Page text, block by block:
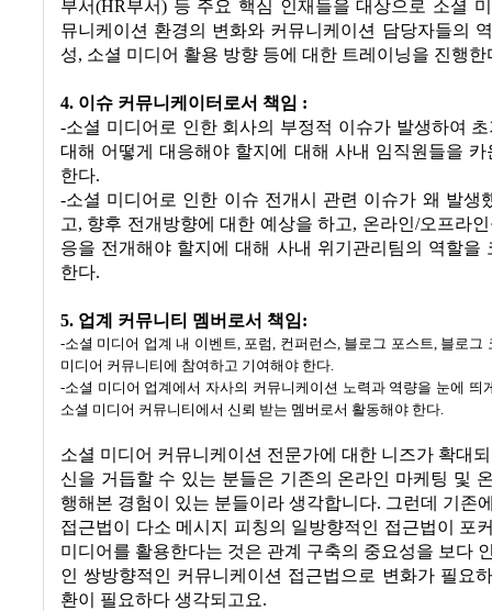
부서(HR부서) 등 주요 핵심 인재들을 대상으로 소셜
뮤니케이션 환경의 변화와 커뮤니케이션 담당자들의
성, 소셜 미디어 활용 방향 등에 대한 트레이닝을 진행한
4. 이슈 커뮤니케이터로서 책임 :
-소셜 미디어로 인한 회사의 부정적 이슈가 발생하여
대해 어떻게 대응해야 할지에 대해 사내 임직원들을 카
한다.
-소셜 미디어로 인한 이슈 전개시 관련 이슈가 왜 발생
고, 향후 전개방향에 대한 예상을 하고, 온라인/오프라
응을 전개해야 할지에 대해 사내 위기관리팀의 역할을
한다.
5. 업계 커뮤니티 멤버로서 책임:
-소셜 미디어 업계 내 이벤트 포럼 컨퍼런스 블로그 포스트 블로그
미디어 커뮤니티에 참여하고 기여해야 한다
-소셜 미디어 업계에서 자사의 커뮤니케이션 노력과 역량을 눈에 띄
소셜 미디어 커뮤니티에서 신뢰 받는 멤버로서 활동해야 한다
소셜 미디어 커뮤니케이션 전문가에 대한 니즈가 확대
신을 거듭할 수 있는 분들은 기존의 온라인 마케팅 및
행해본 경험이 있는 분들이라 생각합니다. 그런데 기존
접근법이 다소 메시지 피칭의 일방향적인 접근법이 포
미디어를 활용한다는 것은 관계 구축의 중요성을 보다
인 쌍방향적인 커뮤니케이션 접근법으로 변화가 필요
환이 필요하다 생각되고요.